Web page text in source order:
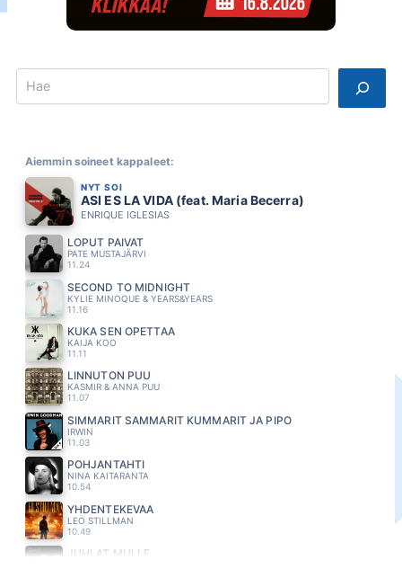
Search
Aiemmin soineet kappaleet:
NYT SOI
ASI ES LA VIDA (feat. Maria Becerra)
ENRIQUE IGLESIAS
LOPUT PÄIVÄT
PATE MUSTAJÄRVI
11.24
SECOND TO MIDNIGHT
KYLIE MINOQUE & YEARS&YEARS
11.16
KUKA SEN OPETTAA
KAIJA KOO
11.11
LINNUTON PUU
KASMIR & ANNA PUU
11.07
SIMMARIT SAMMARIT KUMMARIT JA PIPO
IRWIN
11.03
POHJANTÄHTI
NINA KAITARANTA
10.54
YHDENTEKEVÄÄ
LEO STILLMAN
10.49
JUHLAT MULLE